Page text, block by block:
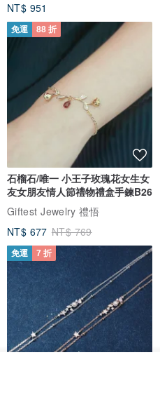
NT$ 951
免運 88 折
石榴石/唯一 小王子玫瑰花女生女
友女朋友情人節禮物禮盒手鍊B26
Giftest Jewelry 禮悟
NT$ 677 NT$ 769
免運 7 折